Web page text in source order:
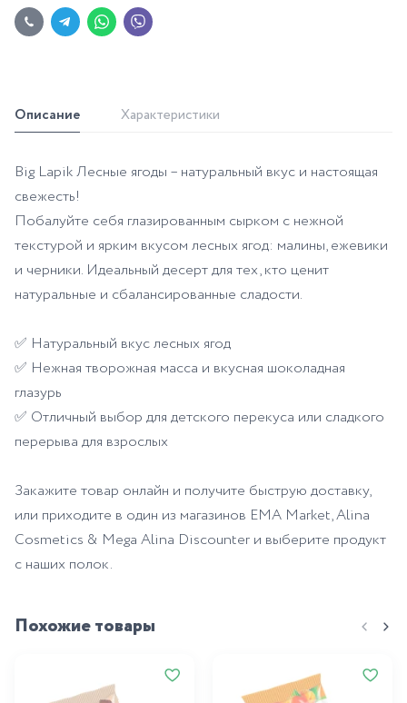
Описание Характеристики
Big Lapik Лесные ягоды – натуральный вкус и настоящая
свежесть!
Побалуйте себя глазированным сырком с нежной
текстурой и ярким вкусом лесных ягод: малины, ежевики
и черники. Идеальный десерт для тех, кто ценит
натуральные и сбалансированные сладости.
✅ Натуральный вкус лесных ягод
✅ Нежная творожная масса и вкусная шоколадная
глазурь
✅ Отличный выбор для детского перекуса или сладкого
перерыва для взрослых
Закажите товар онлайн и получите быструю доставку,
или приходите в один из магазинов EMA Market, Alina
Cosmetics & Mega Alina Discounter и выберите продукт
с наших полок.
Похожие товары